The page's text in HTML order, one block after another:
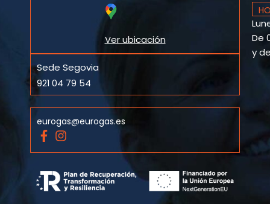
Ver ubicación
Sede Segovia
921 04 79 54
eurogas@eurogas.es
F
a
c
e
b
o
I
n
s
t
a
g
De
y